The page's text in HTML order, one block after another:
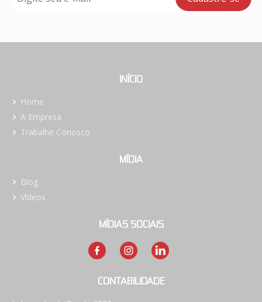
INÍCIO
Home
A Empresa
Trabalhe Conosco
MÍDIA
Blog
Vídeos
MÍDIAS SOCIAIS
CONTABILIDADE